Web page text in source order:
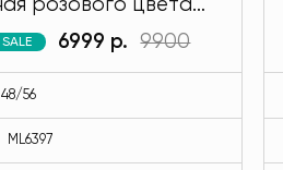
розового цвета
ML6397-26
SALE 6999 р. 9900
48/56
ML6397